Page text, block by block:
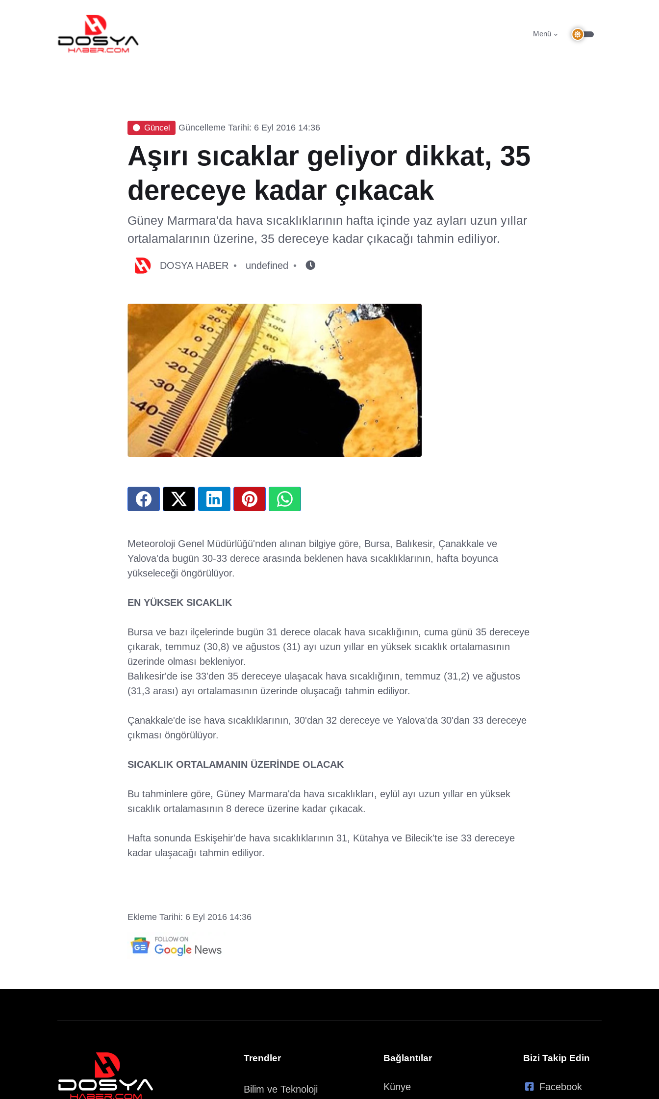
Menü
Güncel Güncelleme Tarihi: 6 Eyl 2016 14:36
Aşırı sıcaklar geliyor dikkat, 35
dereceye kadar çıkacak
Güney Marmara'da hava sıcaklıklarının hafta içinde yaz ayları uzun yıllar
ortalamalarının üzerine, 35 dereceye kadar çıkacağı tahmin ediliyor.
DOSYA HABER undefined
Meteoroloji Genel Müdürlüğü'nden alınan bilgiye göre, Bursa, Balıkesir, Çanakkale ve
Yalova'da bugün 30-33 derece arasında beklenen hava sıcaklıklarının, hafta boyunca
yükseleceği öngörülüyor.
EN YÜKSEK SICAKLIK
Bursa ve bazı ilçelerinde bugün 31 derece olacak hava sıcaklığının, cuma günü 35 dereceye
çıkarak, temmuz (30,8) ve ağustos (31) ayı uzun yıllar en yüksek sıcaklık ortalamasının
üzerinde olması bekleniyor.
Balıkesir'de ise 33'den 35 dereceye ulaşacak hava sıcaklığının, temmuz (31,2) ve ağustos
(31,3 arası) ayı ortalamasının üzerinde oluşacağı tahmin ediliyor.
Çanakkale'de ise hava sıcaklıklarının, 30'dan 32 dereceye ve Yalova'da 30'dan 33 dereceye
çıkması öngörülüyor.
SICAKLIK ORTALAMANIN ÜZERİNDE OLACAK
Bu tahminlere göre, Güney Marmara'da hava sıcaklıkları, eylül ayı uzun yıllar en yüksek
sıcaklık ortalamasının 8 derece üzerine kadar çıkacak.
Hafta sonunda Eskişehir'de hava sıcaklıklarının 31, Kütahya ve Bilecik'te ise 33 dereceye
kadar ulaşacağı tahmin ediliyor.
Ekleme Tarihi: 6 Eyl 2016 14:36
Trendler
Bilim ve Teknoloji
Bağlantılar
Künye
Bizi Takip Edin
Facebook